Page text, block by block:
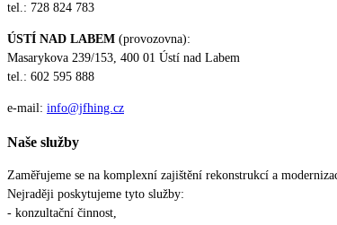
tel.: 728 824 783
ÚSTÍ NAD LABEM (provozovna):
Masarykova 239/153, 400 01 Ústí nad Labem
tel.: 602 595 888
e-mail: info@jfhing.cz
Naše služby
Zaměřujeme se na komplexní zajištění rekonstrukcí a
Nejraději poskytujeme tyto služby:
- konzultační činnost,